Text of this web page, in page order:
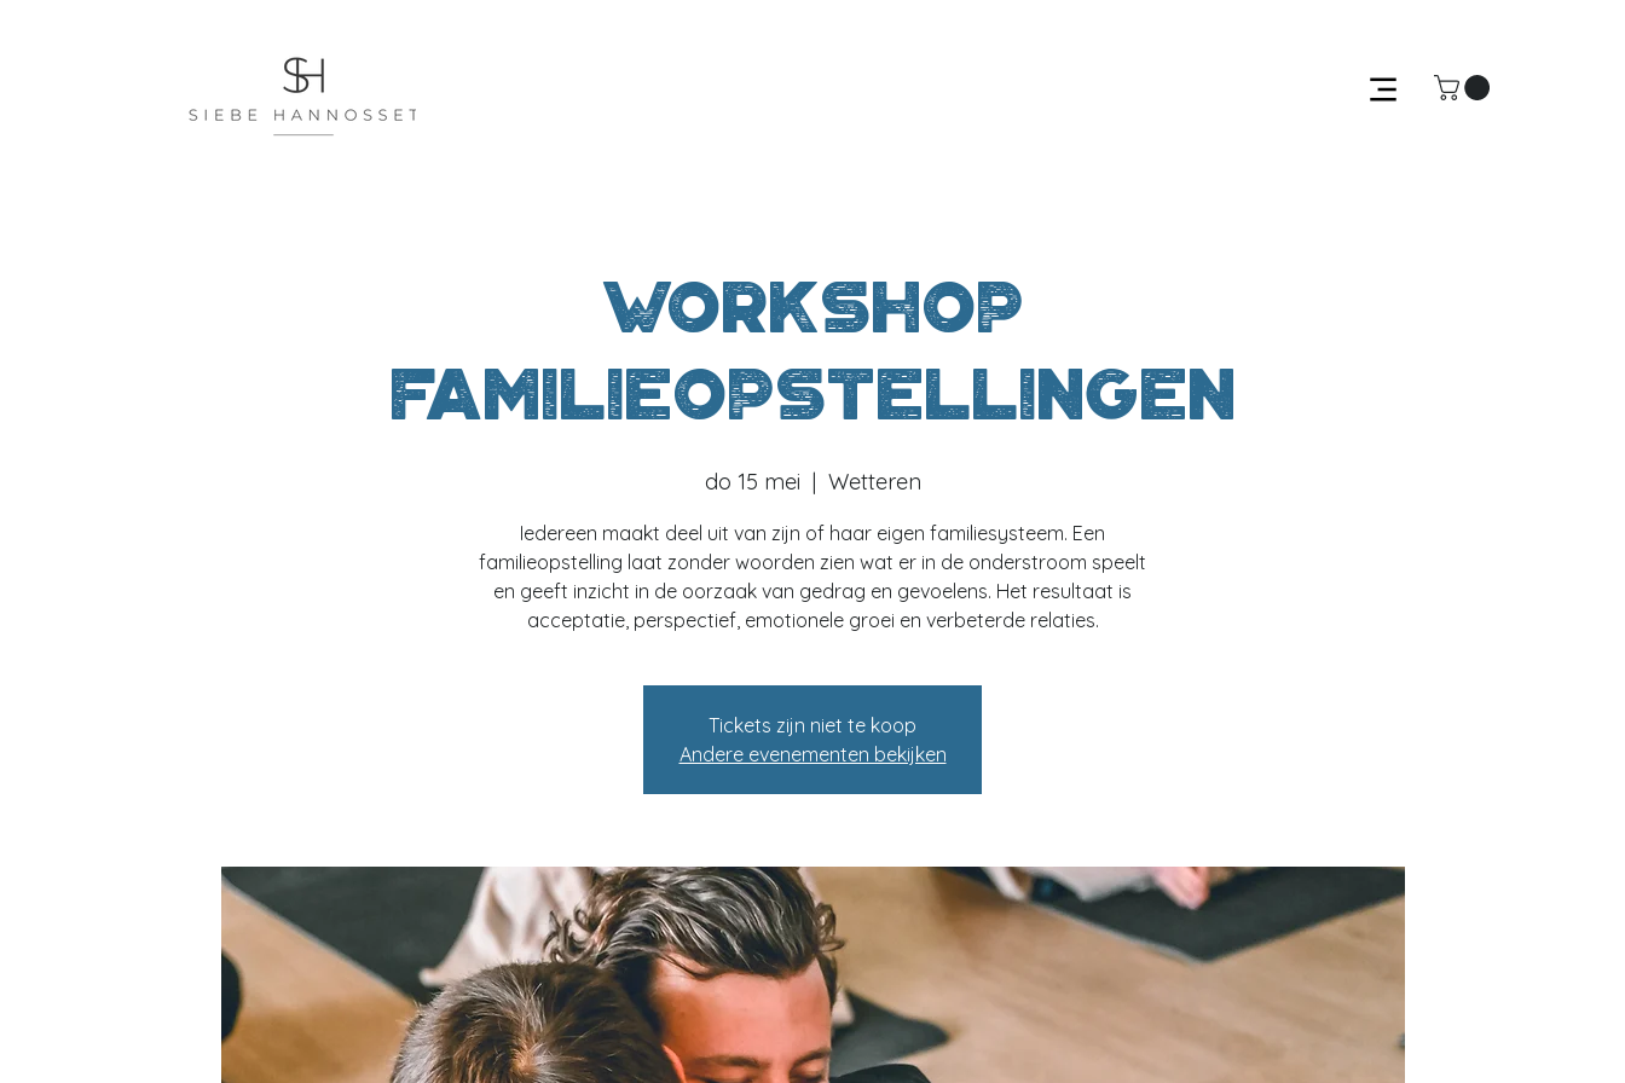
Workshop
Familieopstellingen
do 15 mei
  |
Wetteren
Iedereen maakt deel uit van zijn of haar eigen familiesysteem. Een
familieopstelling laat zonder woorden zien wat er in de onderstroom speelt
en geeft inzicht in de oorzaak van gedrag en gevoelens. Het resultaat is
acceptatie, perspectief, emotionele groei en verbeterde relaties.
Tickets zijn niet te koop
Andere evenementen bekijken